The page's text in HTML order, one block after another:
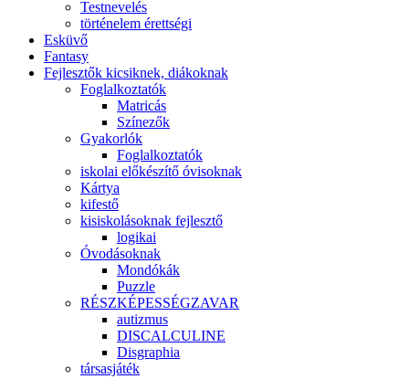
Testnevelés
történelem érettségi
Esküvő
Fantasy
Fejlesztők kicsiknek, diákoknak
Foglalkoztatók
Matricás
Színezők
Gyakorlók
Foglalkoztatók
iskolai előkészítő óvisoknak
Kártya
kifestő
kisiskolásoknak fejlesztő
logikai
Óvodásoknak
Mondókák
Puzzle
RÉSZKÉPESSÉGZAVAR
autizmus
DISCALCULINE
Disgraphia
társasjáték